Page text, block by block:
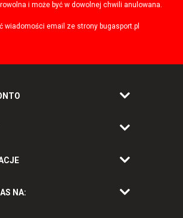
i może być w dowolnej chwili anulowana.
wiadomości email ze strony bugasport.pl
NA: